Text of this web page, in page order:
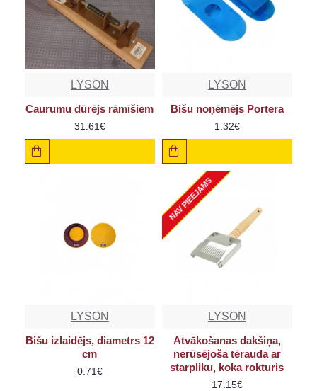
LYSON
Caurumu dūrējs rāmīšiem
31.61€
LYSON
Bišu noņēmējs Portera
1.32€
LYSON
Bišu izlaidējs, diametrs 12
cm
0.71€
NAV PIEEJAMS
LYSON
Atvākošanas dakšiņa,
nerūsējoša tērauda ar
starpliku, koka rokturis
17.15€